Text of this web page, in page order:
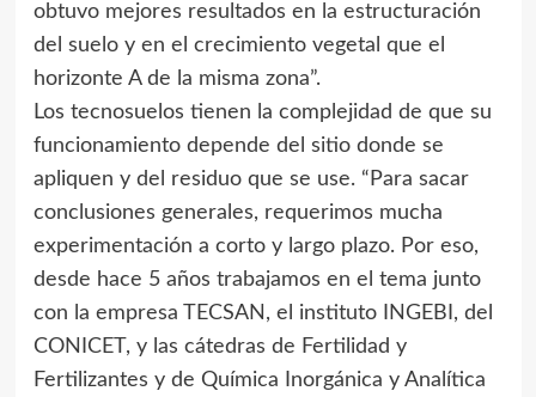
obtuvo mejores resultados en la estructuración
del suelo y en el crecimiento vegetal que el
horizonte A de la misma zona”.
Los tecnosuelos tienen la complejidad de que su
funcionamiento depende del sitio donde se
apliquen y del residuo que se use. “Para sacar
conclusiones generales, requerimos mucha
experimentación a corto y largo plazo. Por eso,
desde hace 5 años trabajamos en el tema junto
con la empresa TECSAN, el instituto INGEBI, del
CONICET, y las cátedras de Fertilidad y
Fertilizantes y de Química Inorgánica y Analítica